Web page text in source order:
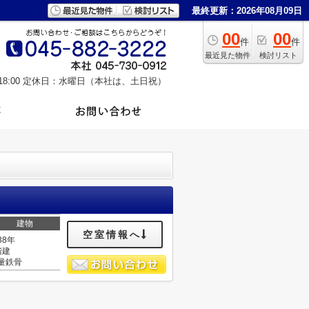
最終更新：2026年08月09日
00件
最近見た物件
00件
検討リスト
定休日：水曜日（本社は、土日祝）
建物
年
建
鉄骨
空室情報へ